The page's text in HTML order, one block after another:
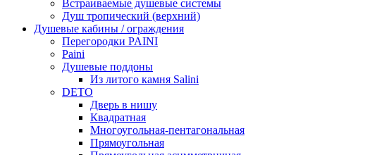
Встраиваемые душевые системы
Душ тропический (верхний)
Душевые кабины / ограждения
Перегородки PAINI
Paini
Душевые поддоны
Из литого камня Salini
DETO
Дверь в нишу
Квадратная
Многоугольная-пентагональная
Прямоугольная